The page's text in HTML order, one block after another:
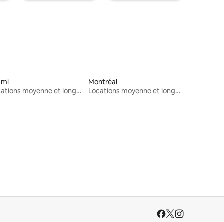
Locations moyenne et longue durée
Montréal
Locations moyenne et longue durée